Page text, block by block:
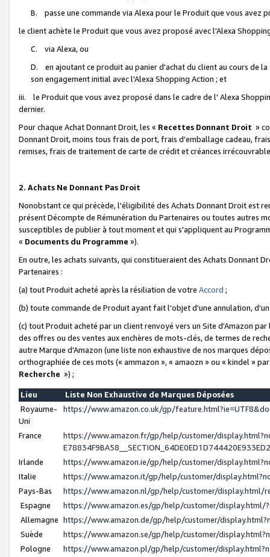
B. passe une commande via Alexa pour le Produit que vous avez
le client achète le Produit que vous avez proposé avec l'Alexa
C. via Alexa, ou
D. en ajoutant ce produit au panier d'achat du client au cours de
son engagement initial avec l'Alexa Shopping Action ; et
iii. le Produit que vous avez proposé dans le cadre de l' Alexa
dernier.
Pour chaque Achat Donnant Droit, les « Recettes Donnant Droit »
Donnant Droit, moins tous frais de port, frais d'emballage cadeau,
remises, frais de traitement de carte de crédit et créances
2. Achats Ne Donnant Pas Droit
Nonobstant ce qui précède, l'éligibilité des Achats Donnant Droit est
présent Décompte de Rémunération du Partenaires ou toutes autres
susceptibles de publier à tout moment et qui s'appliquent au
« Documents du Programme »).
En outre, les achats suivants, qui constitueraient des Achats Donnant
Partenaires :
(a) tout Produit acheté après la résiliation de votre Accord ;
(b) toute commande de Produit ayant fait l'objet d'une annulation,
(c) tout Produit acheté par un client renvoyé vers un Site d'Amazon
des offres ou des ventes aux enchères de mots-clés, de termes de
autre Marque d'Amazon (une liste non exhaustive de nos marques
orthographiée de ces mots (« ammazon », « amaozn » ou « kindel »
Recherche ») ;
Lieu
Liste Non Exhaustive de Marques Déposées
Royaume-
Uni
https://www.amazon.co.uk/gp/
France
https://www.amazon.fr/gp/help/customer/
Irlande
https://www.amazon.ie/gp/help/customer/
Italie
https://www.amazon.it/gp/help/customer/
Pays-Bas
https://www.amazon.nl/gp/help/customer/display.html/
Espagne
https://www.amazon.es/gp/help/customer/display.html/
Allemagne https://www.amazon.de/gp/help/customer/
Suède
https://www.amazon.se/gp/help/customer/
Pologne
https://www.amazon.pl/gp/help/customer/